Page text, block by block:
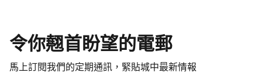
令你翹首盼望的電郵
馬上訂閱我們的定期通訊，緊貼城中最新情報